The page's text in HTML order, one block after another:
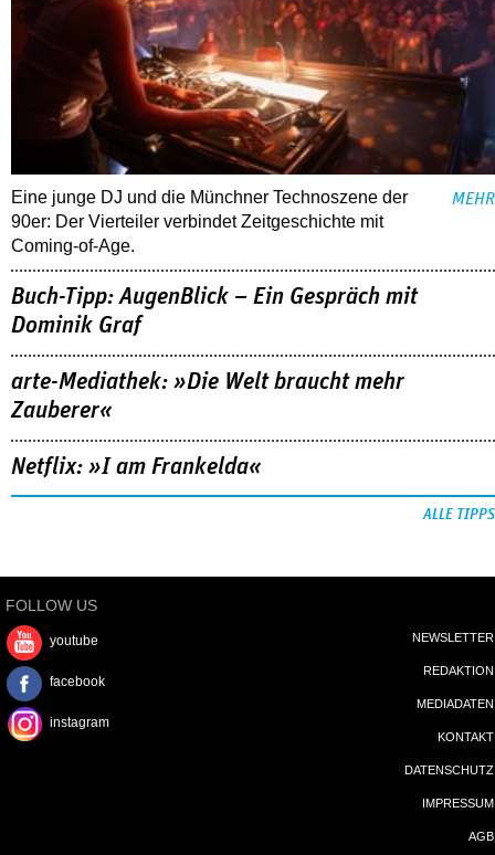
Eine junge DJ und die Münchner Technoszene der
90er: Der Vierteiler verbindet Zeitgeschichte mit
Coming-of-Age.
MEHR
Buch-Tipp: AugenBlick – Ein Gespräch mit
Dominik Graf
arte-Mediathek: »Die Welt braucht mehr
Zauberer«
Netflix: »I am Frankelda«
ALLE TIPPS
FOLLOW US
youtube
facebook
instagram
NEWSLETTER
REDAKTION
MEDIADATEN
KONTAKT
DATENSCHUTZ
IMPRESSUM
AGB